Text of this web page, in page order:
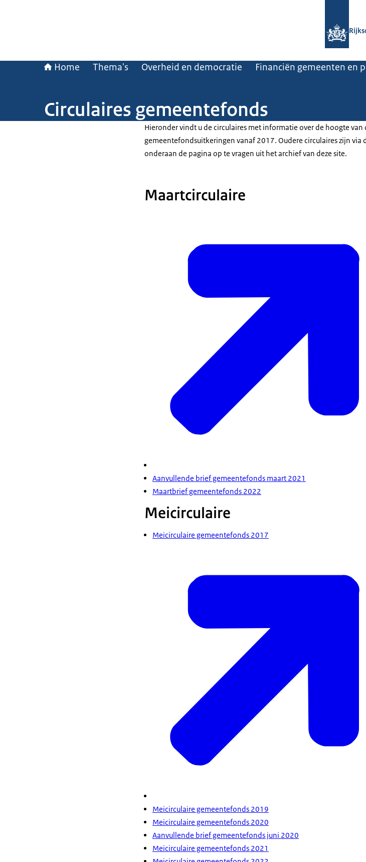
Home Thema's Overheid en democratie Financiën gemeenten en
Circulaires gemeentefonds
Hieronder vindt u de circulaires met informatie over de hoogte van
gemeentefondsuitkeringen vanaf 2017. Oudere circulaires zijn via
onderaan de pagina op te vragen uit het archief van deze site.
Maartcirculaire
Aanvullende brief gemeentefonds maart 2021
Maartbrief gemeentefonds 2022
Meicirculaire
Meicirculaire gemeentefonds 2017
Meicirculaire gemeentefonds 2019
Meicirculaire gemeentefonds 2020
Aanvullende brief gemeentefonds juni 2020
Meicirculaire gemeentefonds 2021